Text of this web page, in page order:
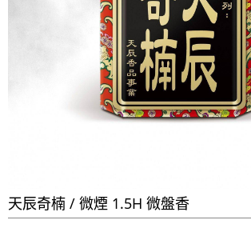
天辰奇楠 / 微煙 1.5H 微盤香